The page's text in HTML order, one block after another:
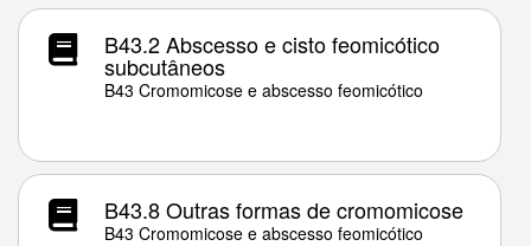
B43.2 Abscesso e cisto feomicótico
subcutâneos
B43 Cromomicose e abscesso feomicótico
B43.8 Outras formas de cromomicose
B43 Cromomicose e abscesso feomicótico